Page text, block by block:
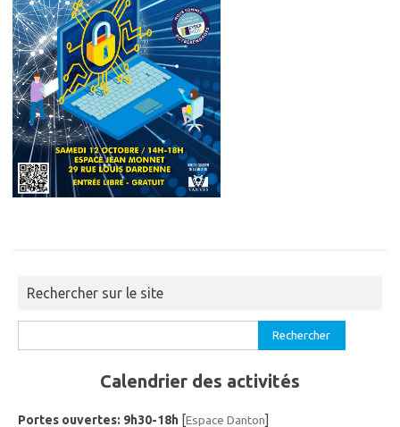
Rechercher sur le site
Calendrier des activités
Portes ouvertes: 9h30-18h [Espace Danton]